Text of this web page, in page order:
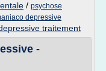
/ psychose
depressive
traitement
-